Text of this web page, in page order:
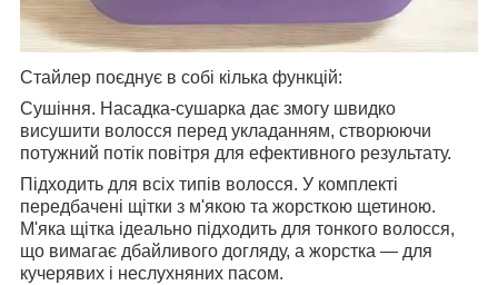
Стайлер поєднує в собі кілька функцій:
Сушіння. Насадка-сушарка дає змогу швидко
висушити волосся перед укладанням, створюючи
потужний потік повітря для ефективного результату.
Підходить для всіх типів волосся. У комплекті
передбачені щітки з м'якою та жорсткою щетиною.
М'яка щітка ідеально підходить для тонкого волосся,
що вимагає дбайливого догляду, а жорстка — для
кучерявих і неслухняних пасом.